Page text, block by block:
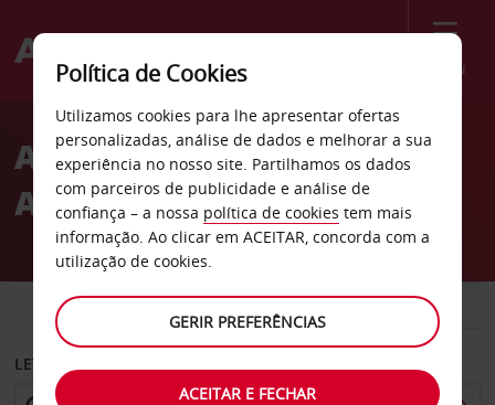
Menu
Welcome
AvisAluguer de carros
Aeroporto de Southbend
CARRO COMERCIAIS
LEVANTAR EM
Política de Cookies
Utilizamos cookies para lhe apresentar ofertas
personalizadas, análise de dados e melhorar a sua
experiência no nosso site. Partilhamos os dados
com parceiros de publicidade e análise de
confiança – a nossa política de cookies tem mais
informação. Ao clicar em ACEITAR, concorda com a
utilização de cookies.
GERIR PREFERÊNCIAS
ACEITAR E FECHAR